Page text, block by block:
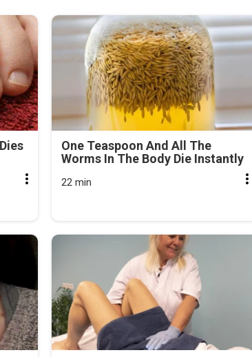
One Teaspoon And All The
Worms In The Body Die Instantly
22 min